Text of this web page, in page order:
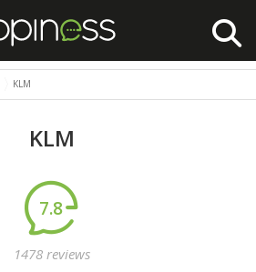
KLM
KLM
7.8
1478 reviews